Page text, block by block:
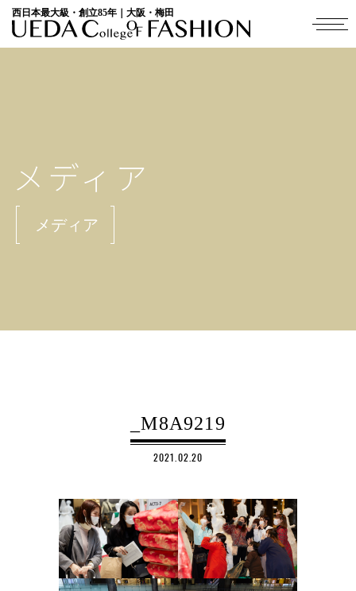
西日本最大級・創立85年｜大阪・梅田
メディア
メディア
_M8A9219
2021.02.20